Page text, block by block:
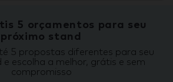
5 orçamentos para seu
próximo stand
5 propostas diferentes para seu
escolha a melhor, grátis e sem
compromisso